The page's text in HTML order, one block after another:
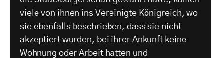
viele von ihnen ins Vereinigte Königreich, wo
sie ebenfalls beschrieben, dass sie nicht
akzeptiert wurden, bei ihrer Ankunft keine
Wohnung oder Arbeit hatten und